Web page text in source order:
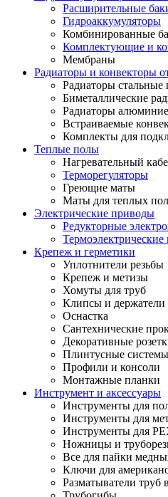
Расширительные
Гидроаккумуляторы
Комбинированные
Комплектующие и
Мембраны
Радиаторы и конвекторы
Радиаторы стальные
Биметаллические
Радиаторы
Встраиваемые
Комплекты для
Теплые полы
Нагревательный
Терморегуляторы
Греющие маты
Маты для теплых
Электрические приводы
Редукторные
Крепеж и герметики
Уплотнители резьбы
Крепеж и метизы
Хомуты для труб
Клипсы и держатели
Оснастка
Сантехнические
Декоративные
Плинтусные
Профили и консоли
Монтажные планки
Инструмент и аксессуары
Инструменты для
Инструменты для
Инструменты для
Ножницы и
Все для пайки
Ключи для
Разматыватели труб